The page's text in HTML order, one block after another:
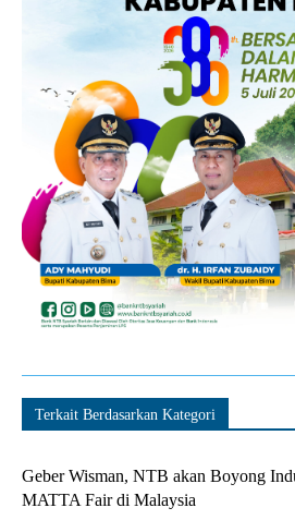
Terkait Berdasarkan Kategori
Geber Wisman, NTB akan Boyong
MATTA Fair di Malaysia